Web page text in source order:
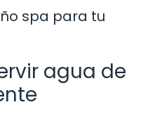
spa para tu
agua de